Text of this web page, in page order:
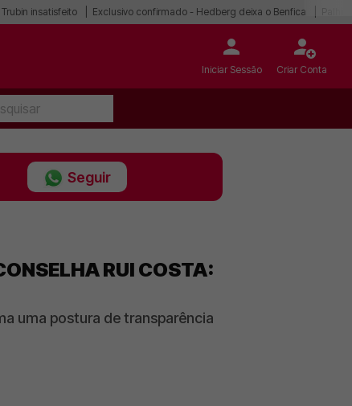
Trubin insatisfeito Exclusivo confirmado - Hedberg deixa o Benfica
Iniciar Sessão Criar Conta
Seguir
RUI COSTA:
uma postura de transparência